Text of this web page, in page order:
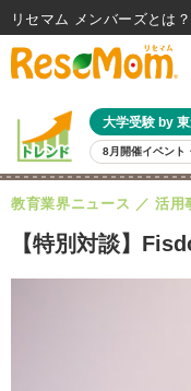
大学受験 by
8月開催イベント
【特別対談】
教育業界ニュース 活用
リセマム メンバーズ